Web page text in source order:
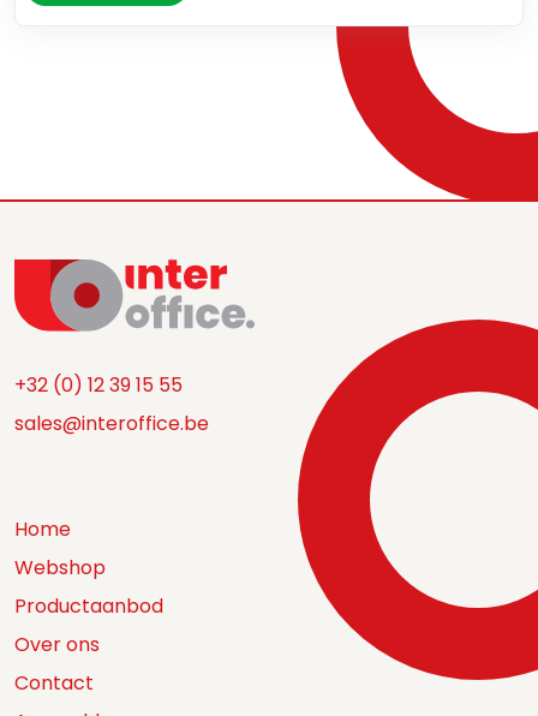
+32 (0) 12 39 15 55
sales@interoffice.be
Home
Webshop
Productaanbod
Over ons
Contact